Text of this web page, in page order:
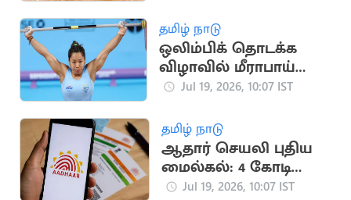
தமிழ் நாடு
ஒலிம்பிக் தொடக்க
விழாவில் மீராபாய்
சானு, லவ்லினா
செல்கின்றனர்
Jul 19, 2026, 10:07 IST
தமிழ் நாடு
ஆதார் செயலி புதிய
மைல்கல்: 4 கோடி
பதிவிறக்கங்களை
Jul 19, 2026, 10:07 IST